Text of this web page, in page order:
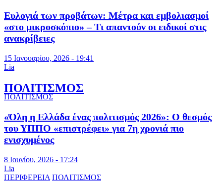
Ευλογιά των προβάτων: Μέτρα και εμβολιασμοί
«στο μικροσκόπιο» – Τι απαντούν οι ειδικοί στις
ανακρίβειες
15 Ιανουαρίου, 2026 - 19:41
Lia
ΠΟΛΙΤΙΣΜΟΣ
ΠΟΛΙΤΙΣΜΟΣ
«Όλη η Ελλάδα ένας πολιτισμός 2026»: Ο θεσμός
του ΥΠΠΟ «επιστρέφει» για 7η χρονιά πιο
ενισχυμένος
8 Ιουνίου, 2026 - 17:24
Lia
ΠΕΡΙΦΕΡΕΙΑ ΠΟΛΙΤΙΣΜΟΣ